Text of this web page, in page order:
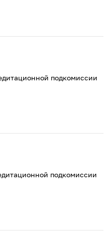
подкомиссии
подкомиссии